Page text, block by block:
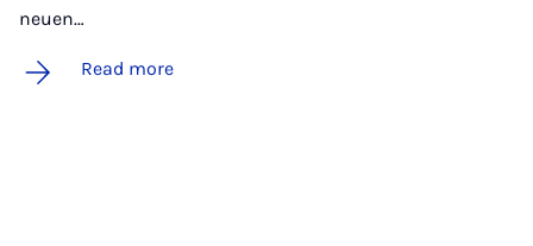
neuen…
Read more